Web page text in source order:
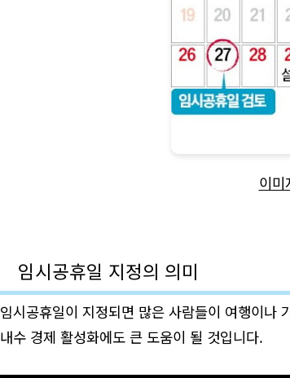
이미
임시공휴일 지정의 의미
임시공휴일이 지정되면 많은 사람들이 여행이나
내수 경제 활성화에도 큰 도움이 될 것입니다.